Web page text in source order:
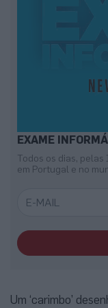
EXAME
Todos os dias,
em Portugal e no
Um ‘carimbo’